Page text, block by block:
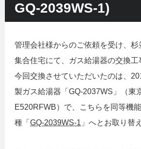
GQ-2039WS-1)
管理会社様からのご依頼を受け、杉
集合住宅にて、ガス給湯器の交換工
今回交換させていただいたのは、
製ガス給湯器「GQ-2037WS」（東
E520RFWB）で、こちらを同等機
種「 GQ-2039WS-1 」へとお取り替